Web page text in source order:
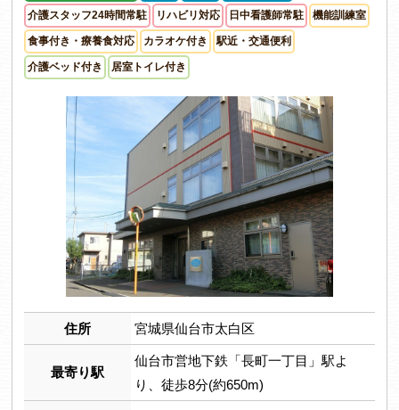
介護スタッフ24時間常駐 リハビリ対応 日中看護師常駐 機能訓練室
食事付き・療養食対応 カラオケ付き 駅近・交通便利
介護ベッド付き 居室トイレ付き
住所 宮城県仙台市太白区
最寄り駅
仙台市営地下鉄「長町一丁目」駅よ
り、徒歩8分(約650m)